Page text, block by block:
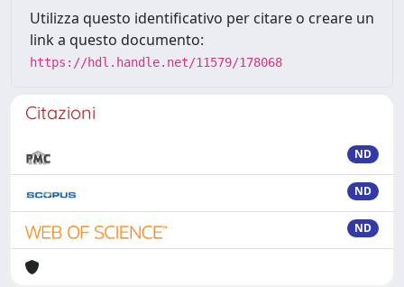
Utilizza questo identificativo per citare o creare un
link a questo documento:
https://hdl.handle.net/11579/178068
Citazioni
ND
ND
ND